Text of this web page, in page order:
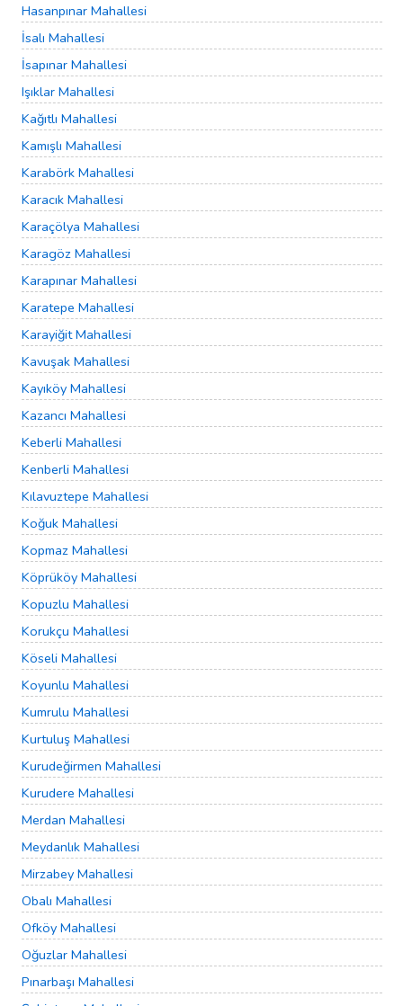
Hasanpınar Mahallesi
İsalı Mahallesi
İsapınar Mahallesi
Işıklar Mahallesi
Kağıtlı Mahallesi
Kamışlı Mahallesi
Karabörk Mahallesi
Karacık Mahallesi
Karaçölya Mahallesi
Karagöz Mahallesi
Karapınar Mahallesi
Karatepe Mahallesi
Karayiğit Mahallesi
Kavuşak Mahallesi
Kayıköy Mahallesi
Kazancı Mahallesi
Keberli Mahallesi
Kenberli Mahallesi
Kılavuztepe Mahallesi
Koğuk Mahallesi
Kopmaz Mahallesi
Köprüköy Mahallesi
Kopuzlu Mahallesi
Korukçu Mahallesi
Köseli Mahallesi
Koyunlu Mahallesi
Kumrulu Mahallesi
Kurtuluş Mahallesi
Kurudeğirmen Mahallesi
Kurudere Mahallesi
Merdan Mahallesi
Meydanlık Mahallesi
Mirzabey Mahallesi
Obalı Mahallesi
Ofköy Mahallesi
Oğuzlar Mahallesi
Pınarbaşı Mahallesi